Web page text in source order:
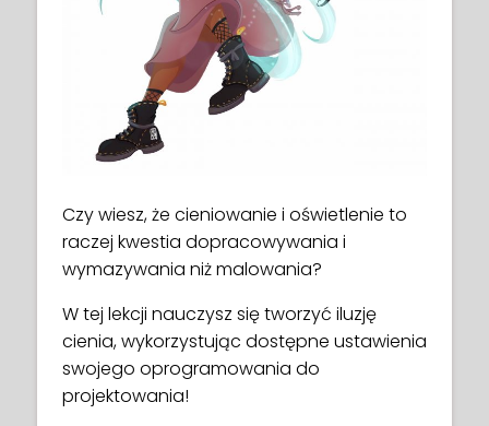
Czy wiesz, że cieniowanie i oświetlenie to
raczej kwestia dopracowywania i
wymazywania niż malowania?
W tej lekcji nauczysz się tworzyć iluzję
cienia, wykorzystując dostępne ustawienia
swojego oprogramowania do
projektowania!